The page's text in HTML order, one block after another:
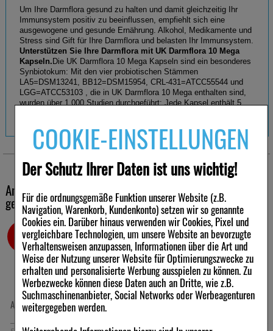
COOKIE-EINSTELLUNGEN
Der Schutz Ihrer Daten ist uns wichtig!
Für die ordnungsgemäße Funktion unserer Website (z.B.
Navigation, Warenkorb, Kundenkonto) setzen wir so genannte
Cookies ein. Darüber hinaus verwenden wir Cookies, Pixel und
vergleichbare Technologien, um unsere Website an bevorzugte
Verhaltensweisen anzupassen, Informationen über die Art und
Weise der Nutzung unserer Website für Optimierungszwecke zu
erhalten und personalisierte Werbung ausspielen zu können. Zu
Werbezwecke können diese Daten auch an Dritte, wie z.B.
Suchmaschinenanbieter, Social Networks oder Werbeagenturen
weitergegeben werden.
Um Ihre Darmflora gesund zu halten und damit gleichzeitig Ihr
Immunsystem positiv zu beeinflussen, empfiehlt sich eine
ausgewogene und gesunde Ernährung. Alkohol, Medikamente und
Stress sind Gift für Ihre Darmflora und belasten Ihr Immunsystem.
Unterstützen Sie Ihre Darmflora mit UK Darmflora 10 Mega
Kapseln. Die UK Darmflora 10 Mega Kapseln sind ein besonderes
Synbiotokum: Mit den vier probiotischen Stämmen
LA5=DSM13241, BB12=DSM15954, CRL-431=ATCC55544 und
LGG=ATCC53103 , die in UK Darmflora 10 Mega enthalten sind,
wurden über 1.000 Studien durchgeführt: Jede Kapsel enthält 5
Untersuchungen. UK Darmflora 10 Mega unterstützt Ihr
Immunsystem durch die enthaltenen Inhaltsstoffe optimal und
UK Darmflora 10 Mega ist so konzipiert, dass auch Kinder und
Säuglinge das Präparat zum Erhalt ihrer Gesundheit anwenden
werden die Kapseln auseinander gezogen und der Inhalt einer
Speise beigemischt, die maximal Zimmertemperatur (25°C) haben
sollte.
Warengruppe
Magen-, Darmmittel, Verdauung
Andere Kunden haben ebenfalls folgende Produkte
gekauft
ALMASED Vitalkost Pflanzen K Pulver
-5%
BASEN CITRATE Pur n.Apotheker
-10,5%